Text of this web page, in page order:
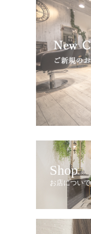
Shop
お店について